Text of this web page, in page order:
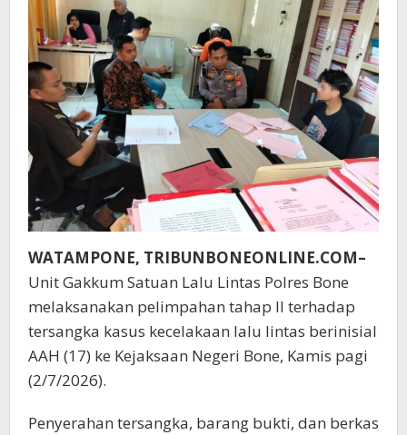
WATAMPONE, TRIBUNBONEONLINE.COM–
Unit Gakkum Satuan Lalu Lintas Polres Bone
melaksanakan pelimpahan tahap II terhadap
tersangka kasus kecelakaan lalu lintas berinisial
AAH (17) ke Kejaksaan Negeri Bone, Kamis pagi
(2/7/2026).
Penyerahan tersangka, barang bukti, dan berkas